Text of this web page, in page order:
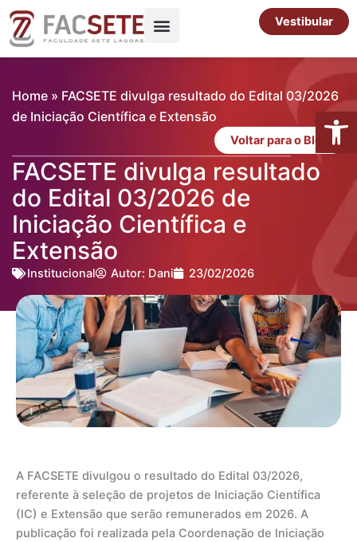
para
Vestibular
Home » FACSETE divulga resultado do Edital 03/2026
de Iniciação Científica e Extensão
Voltar para o Blog
FACSETE divulga resultado
do Edital 03/2026 de
Iniciação Científica e
Extensão
Institucional Autor: Dani 23/02/2026
A FACSETE divulgou o resultado do Edital 03/2026,
referente à seleção de projetos de Iniciação Científica
(IC) e Extensão que serão remunerados em 2026. A
publicação foi realizada pela Coordenação de Iniciação
Abrir